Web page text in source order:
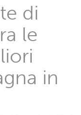
di
le
in